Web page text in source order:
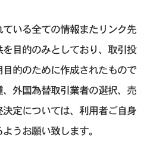
いる全ての情報またリンク先
目的のみとしており、取引投
的のために作成されたもので
外国為替取引業者の選択、売
定については、利用者ご自身
うお願い致します。